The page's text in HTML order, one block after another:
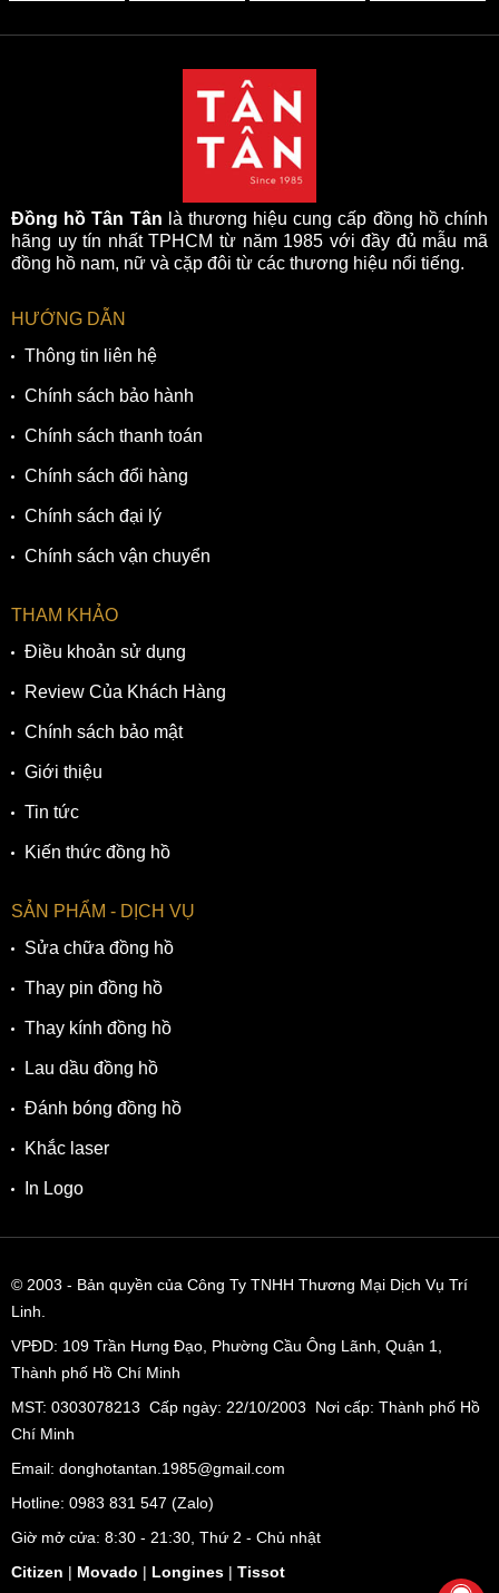
Đồng hồ Tân Tân là thương hiệu cung cấp đồng hồ chính
hãng uy tín nhất TPHCM từ năm 1985 với đầy đủ mẫu mã
đồng hồ nam, nữ và cặp đôi từ các thương hiệu nổi tiếng.
HƯỚNG DẪN
Thông tin liên hệ
Chính sách bảo hành
Chính sách thanh toán
Chính sách đổi hàng
Chính sách đại lý
Chính sách vận chuyển
THAM KHẢO
Điều khoản sử dụng
Review Của Khách Hàng
Chính sách bảo mật
Giới thiệu
Tin tức
Kiến thức đồng hồ
SẢN PHẨM - DỊCH VỤ
Sửa chữa đồng hồ
Thay pin đồng hồ
Thay kính đồng hồ
Lau dầu đồng hồ
Đánh bóng đồng hồ
Khắc laser
In Logo
© 2003 - Bản quyền của Công Ty TNHH Thương Mại Dịch Vụ Trí
Linh.
VPĐD: 109 Trần Hưng Đạo, Phường Cầu Ông Lãnh, Quận 1,
Thành phố Hồ Chí Minh
MST: 0303078213 Cấp ngày: 22/10/2003 Nơi cấp: Thành phố Hồ
Chí Minh
Email: donghotantan.1985@gmail.com
Hotline: 0983 831 547 (Zalo)
Giờ mở cửa: 8:30 - 21:30, Thứ 2 - Chủ nhật
Citizen | Movado | Longines | Tissot